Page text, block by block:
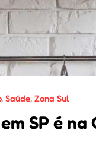
, Saúde, Zona Sul
SP é